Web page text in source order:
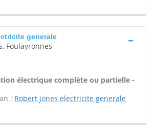
generale
Foulayronnes
électrique complète ou partielle -
: Robert jones electricite generale